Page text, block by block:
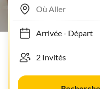
Arrivée- Départ